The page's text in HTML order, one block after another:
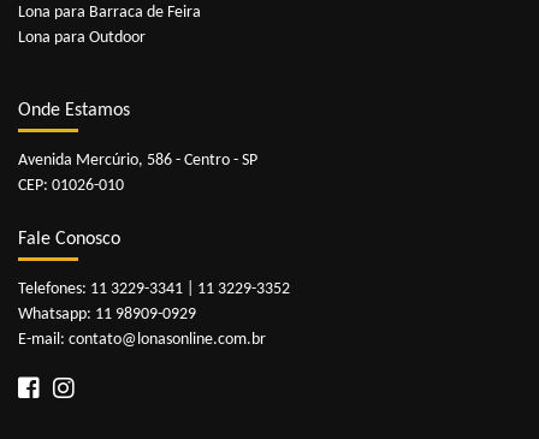
Lona para Barraca de Feira
Lona para Outdoor
Onde Estamos
Avenida Mercúrio, 586 - Centro - SP
CEP: 01026-010
Fale Conosco
Telefones: 11 3229-3341
11 3229-3352
Whatsapp: 11 98909-0929
E-mail: contato@lonasonline.com.br